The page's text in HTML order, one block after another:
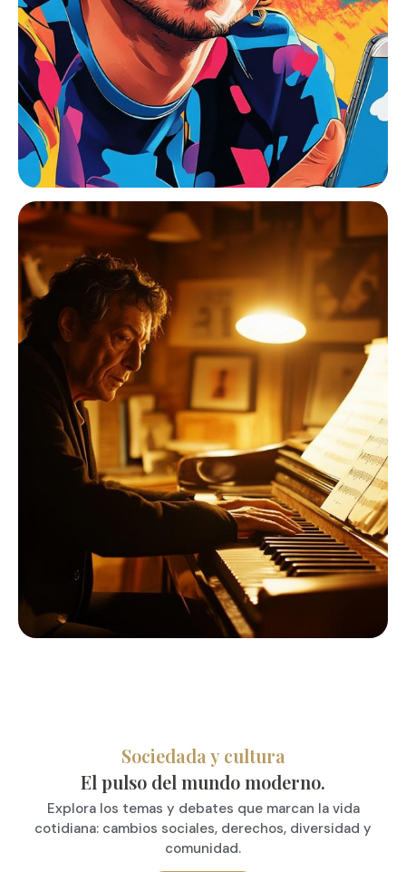
Sociedada y cultura
El pulso del mundo moderno.
Explora los temas y debates que marcan la vida
cotidiana: cambios sociales, derechos, diversidad y
comunidad.